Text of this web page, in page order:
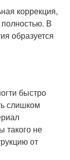
коррекция,
В
образуется
быстро
слишком
такого не
от